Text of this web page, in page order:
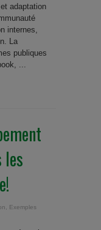
adaptation
internes,
La
publiques
...
les
Exemples